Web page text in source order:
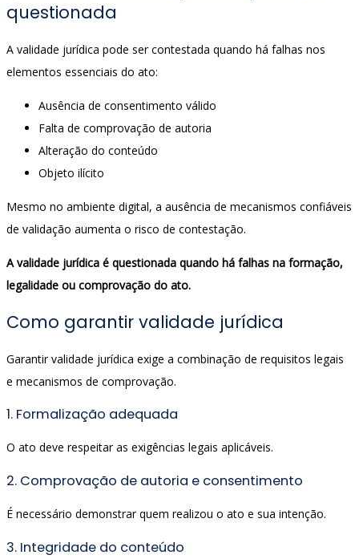
questionada
A validade jurídica pode ser contestada quando há falhas nos
elementos essenciais do ato:
Ausência de consentimento válido
Falta de comprovação de autoria
Alteração do conteúdo
Objeto ilícito
Mesmo no ambiente digital, a ausência de mecanismos confiáveis
de validação aumenta o risco de contestação.
A validade jurídica é questionada quando há falhas na formação,
legalidade ou comprovação do ato.
Como garantir validade jurídica
Garantir validade jurídica exige a combinação de requisitos legais
e mecanismos de comprovação.
1. Formalização adequada
O ato deve respeitar as exigências legais aplicáveis.
2. Comprovação de autoria e consentimento
É necessário demonstrar quem realizou o ato e sua intenção.
3. Integridade do conteúdo